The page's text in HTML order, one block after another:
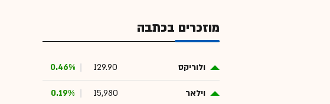
מוזכרים בכתבה
ולוריקס 129.90
0.46%
וילאר 15,980
0.19%